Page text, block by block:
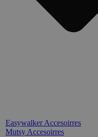
Easywalker Accesoirres
Mutsy Accesoirres